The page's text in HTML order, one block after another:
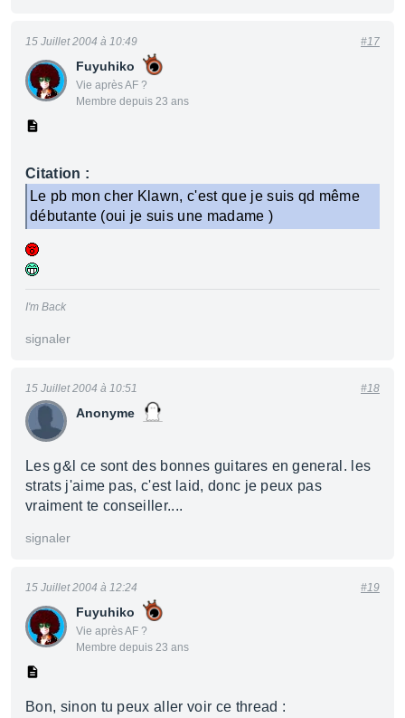
Fuyuhiko
Vie après AF ?
Membre depuis 23 ans
15 Juillet 2004 à 10:49 #17
Citation :
Le pb mon cher Klawn, c'est que je suis qd même
débutante (oui je suis une madame )
I'm Back
signaler
Anonyme
15 Juillet 2004 à 10:51 #18
Les g&l ce sont des bonnes guitares en general. les
strats j'aime pas, c'est laid, donc je peux pas
vraiment te conseiller....
signaler
Fuyuhiko
Vie après AF ?
Membre depuis 23 ans
15 Juillet 2004 à 12:24 #19
Bon, sinon tu peux aller voir ce thread :